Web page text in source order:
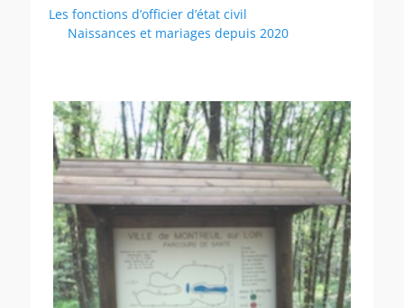
Les fonctions d’officier d’état civil
Naissances et mariages depuis 2020